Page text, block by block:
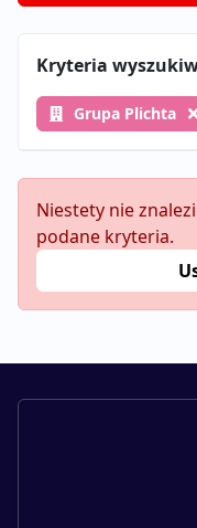
Kryteria
Grupa Plichta
Niestety nie
podane kryteria.